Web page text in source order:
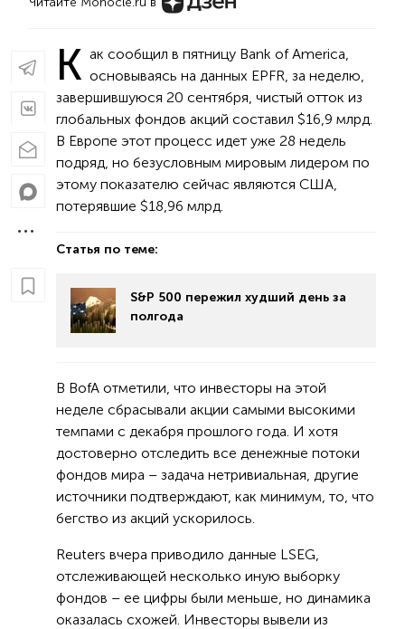
К ак сообщил в пятницу Bank of America,
основываясь на данных EPFR, за неделю,
завершившуюся 20 сентября, чистый отток из
глобальных фондов акций составил $16,9 млрд.
В Европе этот процесс идет уже 28 недель
подряд, но безусловным мировым лидером по
этому показателю сейчас являются США,
потерявшие $18,96 млрд.
Статья по теме:
S&P 500 пережил худший день за
полгода
В BofA отметили, что инвесторы на этой
неделе сбрасывали акции самыми высокими
темпами с декабря прошлого года. И хотя
достоверно отследить все денежные потоки
фондов мира – задача нетривиальная, другие
источники подтверждают, как минимум, то, что
бегство из акций ускорилось.
Reuters вчера приводило данные LSEG,
отслеживающей несколько иную выборку
фондов – ее цифры были меньше, но динамика
оказалась схожей. Инвесторы вывели из